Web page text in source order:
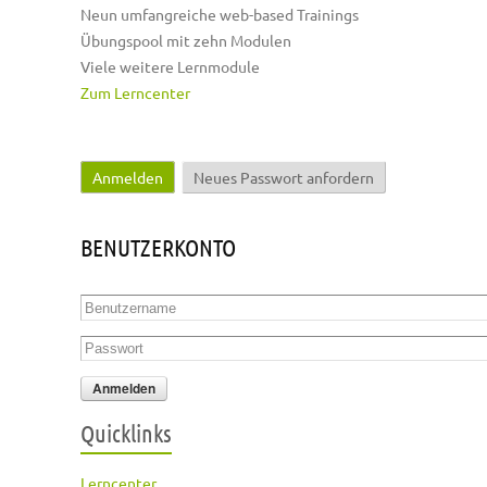
Neun umfangreiche web-based Trainings
Übungspool mit zehn Modulen
Viele weitere Lernmodule
Zum Lerncenter
Haupt-Reiter
Anmelden (aktiver Reiter)
Neues Passwort anfordern
BENUTZERKONTO
Benutzername
Passwort
Quicklinks
Lerncenter